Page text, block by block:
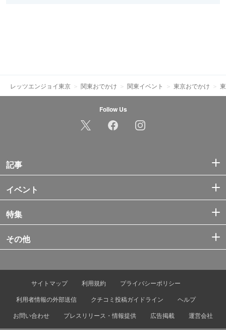
レッツエンジョイ東京 関東おでかけ 関東イベント 東京おでかけ
Follow Us
記事
イベント
特集
その他
サイトマップ 利用規約
プライバシーポリシー
利用者情報の外部送信
クチコミ投稿ガイドライン
ヘルプ
お問い合わせ
プレスリリース・情報提供 広告掲載 運営会社